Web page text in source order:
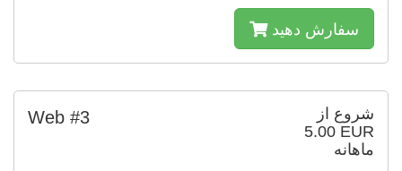
سفارش دهید
شروع از
5.00 EUR
ماهانه
Web #3